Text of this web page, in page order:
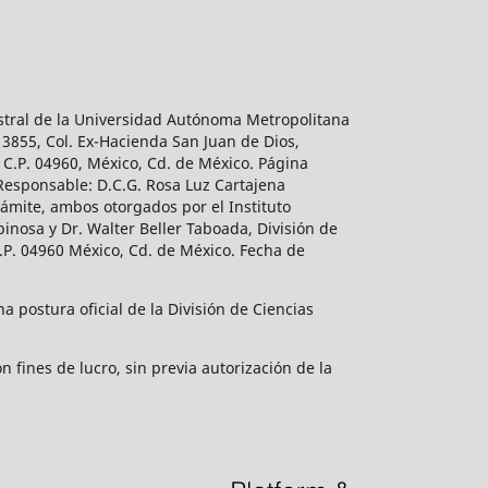
de la Universidad Autónoma Metropolitana
Col. Ex-Hacienda San Juan de Dios,
04960, México, Cd. de México. Página
D.C.G. Rosa Luz Cartajena
ambos otorgados por el Instituto
y Dr. Walter Beller Taboada, División de
04960 México, Cd. de México. Fecha de
postura oficial de la División de Ciencias
fines de lucro, sin previa autorización de la